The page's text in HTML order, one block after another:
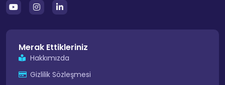
Merak Ettikleriniz
Hakkımızda
Gizlilik Sözleşmesi